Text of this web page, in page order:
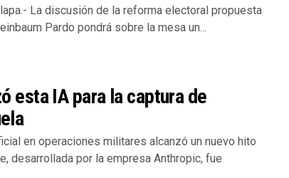
La discusión de la reforma electoral propuesta
Pardo pondrá sobre la mesa un...
esta IA para la captura de
en operaciones militares alcanzó un nuevo hito
desarrollada por la empresa Anthropic, fue